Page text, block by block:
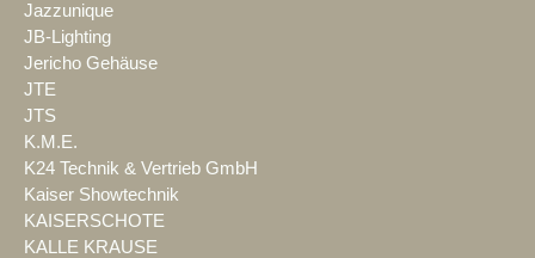
Jazzunique
JB-Lighting
Jericho Gehäuse
JTE
JTS
K.M.E.
K24 Technik & Vertrieb GmbH
Kaiser Showtechnik
KAISERSCHOTE
KALLE KRAUSE